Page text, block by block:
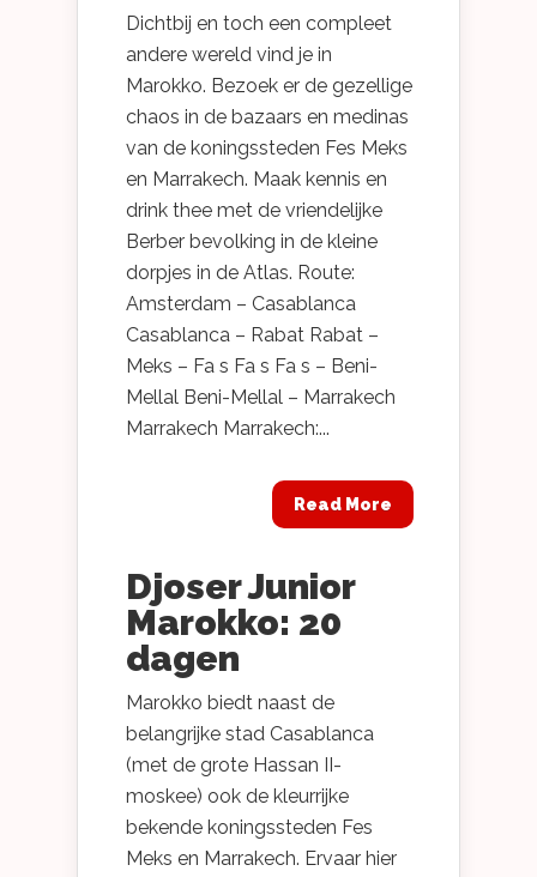
Dichtbij en toch een compleet
andere wereld vind je in
Marokko. Bezoek er de gezellige
chaos in de bazaars en medinas
van de koningssteden Fes Meks
en Marrakech. Maak kennis en
drink thee met de vriendelijke
Berber bevolking in de kleine
dorpjes in de Atlas. Route:
Amsterdam – Casablanca
Casablanca – Rabat Rabat –
Meks – Fa s Fa s Fa s – Beni-
Mellal Beni-Mellal – Marrakech
Marrakech Marrakech:...
Read More
Djoser Junior
Marokko: 20
dagen
Marokko biedt naast de
belangrijke stad Casablanca
(met de grote Hassan II-
moskee) ook de kleurrijke
bekende koningssteden Fes
Meks en Marrakech. Ervaar hier